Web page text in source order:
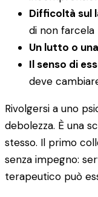
Difficoltà sul
di non farcela
Un lutto o
Il senso di
deve
Rivolgersi a uno
debolezza. È una
stesso. Il primo
senza impegno:
terapeutico può